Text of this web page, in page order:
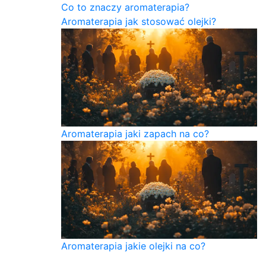
Co to znaczy aromaterapia?
Aromaterapia jak stosować olejki?
Aromaterapia jaki zapach na co?
Aromaterapia jakie olejki na co?